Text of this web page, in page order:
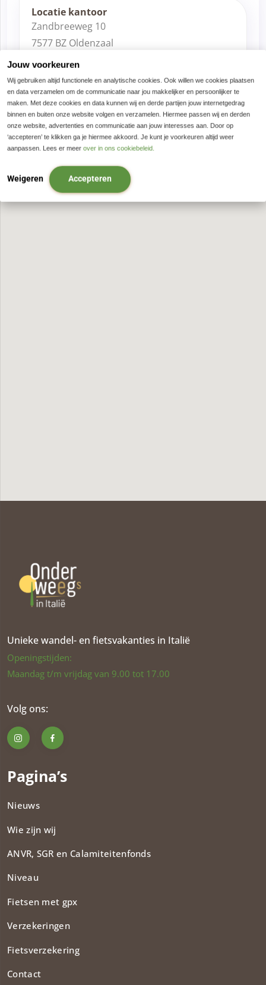
Jouw voorkeuren
Wij gebruiken altijd functionele en analytische cookies. Ook willen we cookies plaatsen
en data verzamelen om de communicatie naar jou makkelijker en persoonlijker te
maken. Met deze cookies en data kunnen wij en derde partijen jouw internetgedrag
binnen en buiten onze website volgen en verzamelen. Hiermee passen wij en derden
onze website, advertenties en communicatie aan jouw interesses aan. Door op
‘accepteren’ te klikken ga je hiermee akkoord. Je kunt je voorkeuren altijd weer
aanpassen. Lees er meer over in ons cookiebeleid.
Weigeren Accepteren
Locatie kantoor
Zandbreeweg 10
7577 BZ Oldenzaal
Nederland
Unieke wandel- en fietsvakanties in Italië
Openingstijden:
Maandag t/m vrijdag van 9.00 tot 17.00
Volg ons:
Pagina’s
Nieuws
Wie zijn wij
ANVR, SGR en Calamiteitenfonds​
Niveau
Fietsen met gpx
Verzekeringen
Fietsverzekering
Contact